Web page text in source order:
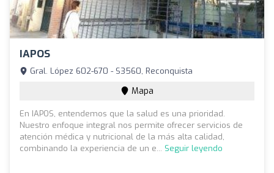
IAPOS
Gral. López 602-670 - S3560, Reconquista
Mapa
En IAPOS, entendemos que la salud es una prioridad.
Nuestro enfoque integral nos permite ofrecer servicios de
atención médica y nutricional de la más alta calidad,
combinando la experiencia de un e... Seguir leyendo